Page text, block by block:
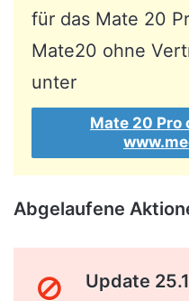
für das Mate 20
Mate20 ohne
unter
Mate 20 Pro
Abgelaufene
Update